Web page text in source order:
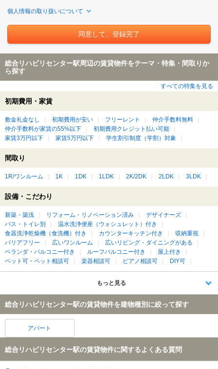
個人情報の取り扱いについて
総合リハビリセンター駅周辺の賃貸物件をテーマ・特集・間取りか
ら探す
すべての特集を見る
初期費用・家賃
敷金礼金なし 初期費用が安い フリーレント
仲介手数料無料
仲介手数料が家賃の55%以下
初期費用クレジット払い可能
家賃3万円以下
家賃5万円以下 学生割引制度（学割）対象
間取り
1R/ワンルーム 1K 1DK 1LDK 2K/2DK 2LDK 3LDK
設備・こだわり
新築・築浅 リフォーム・リノベーション済み
デザイナーズ
バス・トイレ別
温水洗浄便座（ウォシュレット）付き
食器洗浄乾燥機（食洗機）付き
カウンターキッチン付き
収納重視
バリアフリー
広いワンルーム
広いリビング・ダイニングがある
ベランダ・バルコニー付き
ルーフバルコニー付き
屋上付き
ペット可・ペット相談可
楽器相談可 ピアノ相談可 DIY可
もっと見る
総合リハビリセンター駅の賃貸物件を建物種別に絞って探す
アパート
総合リハビリセンター駅の賃貸物件に関するよくある質問